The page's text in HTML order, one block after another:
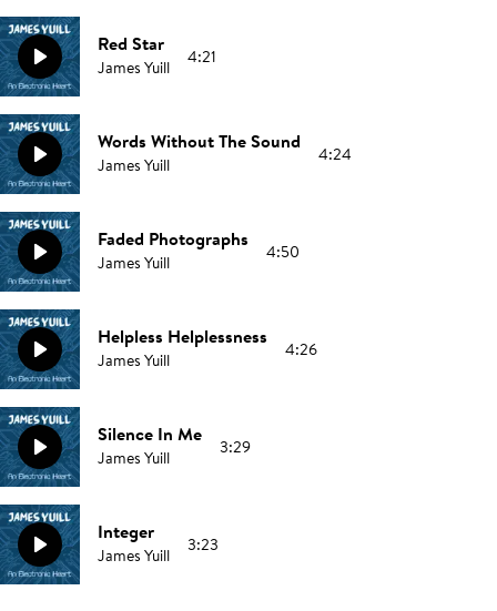
Red Star
James Yuill 4:21
Words Without The Sound
James Yuill 4:24
Faded Photographs
James Yuill 4:50
Helpless Helplessness
James Yuill 4:26
Silence In Me
James Yuill 3:29
Integer
James Yuill 3:23